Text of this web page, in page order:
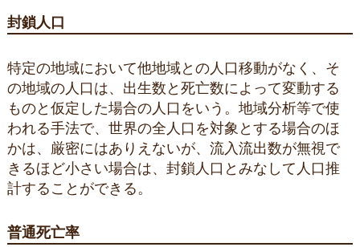
封鎖人口
特定の地域において他地域との人口移動がなく、そ
の地域の人口は、出生数と死亡数によって変動する
ものと仮定した場合の人口をいう。地域分析等で使
われる手法で、世界の全人口を対象とする場合のほ
かは、厳密にはありえないが、流入流出数が無視で
きるほど小さい場合は、封鎖人口とみなして人口推
計することができる。
普通死亡率